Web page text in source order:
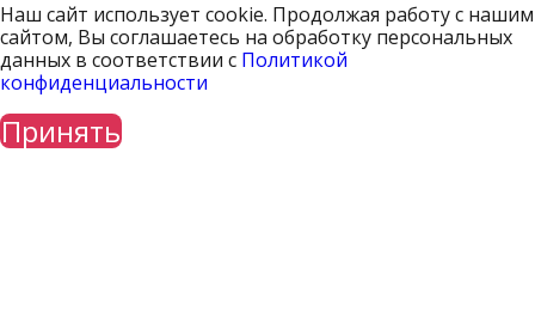
Наш сайт использует cookie. Продолжая работу с нашим
сайтом, Вы соглашаетесь на обработку персональных
данных в соответствии с Политикой
конфиденциальности
Принять